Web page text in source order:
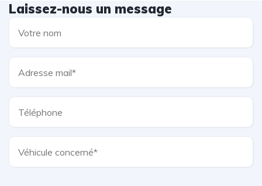
Laissez-nous un message